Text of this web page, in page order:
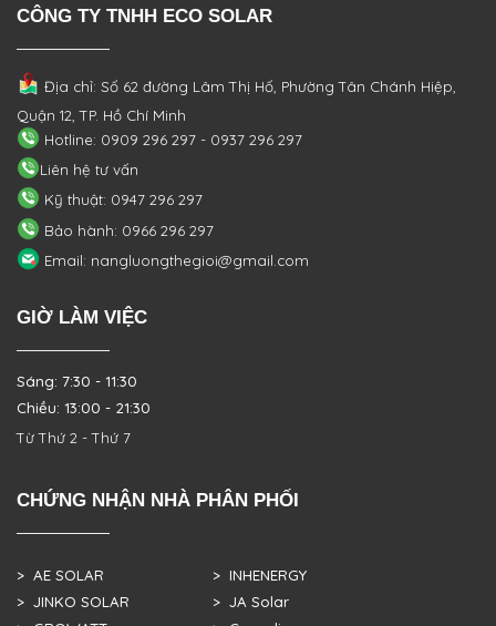
CÔNG TY TNHH ECO SOLAR
Địa chỉ: Số 62 đường Lâm Thị Hố, PhườngTân Chánh Hiệp,
Quận 12, TP. Hồ Chí Minh
Hotline: 0909 296 297 - 0937 296 297
Liên hệ tư vấn
Kỹ thuật: 0947 296 297
Bảo hành: 0966 296 297
Email: nangluongthegioi@gmail.com
GIỜ LÀM VIỆC
Sáng: 7:30 - 11:30
Chiều: 13:00 - 21:30
Từ Thứ 2 - Thứ 7
CHỨNG NHẬN NHÀ PHÂN PHỐI
> AE SOLAR
> JINKO SOLAR
> INHENERGY
> JA Solar